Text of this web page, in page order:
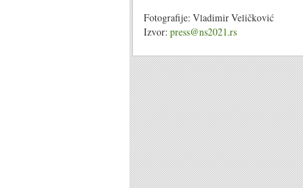
Fotografije: Vladimir Veličković
Izvor: press@ns2021.rs